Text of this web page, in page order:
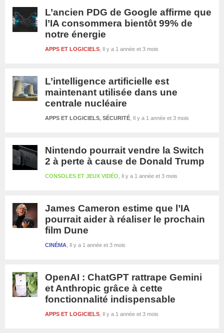
L’ancien PDG de Google affirme que
l’IA consommera bientôt 99% de
notre énergie
Il y a 1 année et 3 mois
APPS ET LOGICIELS
L’intelligence artificielle est
maintenant utilisée dans une
centrale nucléaire
Il y a 1 année et 3 mois
APPS ET LOGICIELS, SÉCURITÉ
Nintendo pourrait vendre la Switch
2 à perte à cause de Donald Trump
Il y a 1 année et 3 mois
CONSOLES ET JEUX VIDÉO
James Cameron estime que l’IA
pourrait aider à réaliser le prochain
film Dune
Il y a 1 année et 3 mois
CINÉMA
OpenAI : ChatGPT rattrape Gemini
et Anthropic grâce à cette
fonctionnalité indispensable
Il y a 1 année et 3 mois
APPS ET LOGICIELS